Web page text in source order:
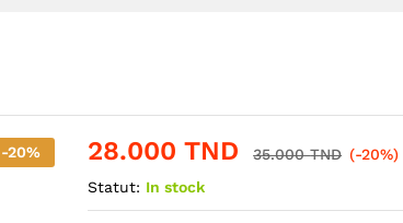
-20% 28.000TND 35.000TND (-20%)
Statut: In stock